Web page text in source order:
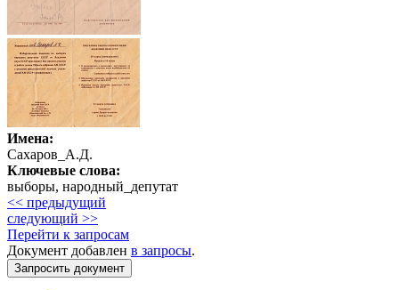
Имена:
Сахаров_А.Д.
Ключевые слова:
выборы, народный_депутат
<< предыдущий
следующий >>
Перейти к запросам
Документ добавлен в запросы.